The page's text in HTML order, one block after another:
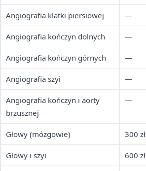
Angiografia klatki piersiowej —
Angiografia kończyn dolnych —
Angiografia kończyn górnych —
Angiografia szyi —
Angiografia kończyn i aorty
brzusznej
—
Głowy (mózgowie) 300 zł
Głowy i szyi 600 zł